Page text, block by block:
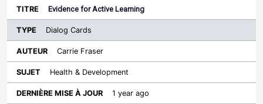
Evidence for Active Learning
Dialog Cards
Carrie Fraser
Health & Development
1 year ago